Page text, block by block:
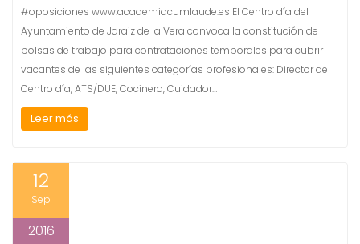
#oposiciones www.academiacumlaude.es El Centro día del
Ayuntamiento de Jaraiz de la Vera convoca la constitución de
bolsas de trabajo para contrataciones temporales para cubrir
vacantes de las siguientes categorías profesionales: Director del
Centro día, ATS/DUE, Cocinero, Cuidador…
Leer más
12
Sep
2016